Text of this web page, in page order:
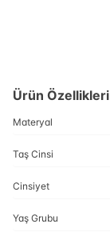
Ürün Özellikleri
Materyal
Taş Cinsi
Cinsiyet
Yaş Grubu